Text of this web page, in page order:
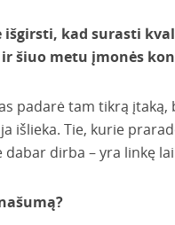
išgirsti, kad surasti
šiuo metu įmonės
padarė tam tikrą
išlieka. Tie, kurie
dirba – yra linkę